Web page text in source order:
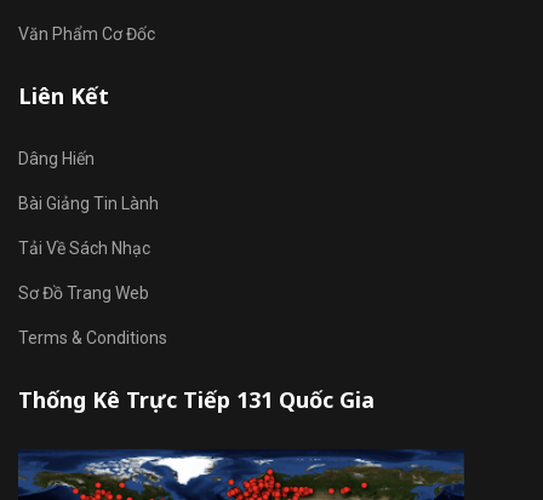
Văn Phẩm Cơ Đốc
Liên Kết
Dâng Hiến
Bài Giảng Tin Lành
Tải Về Sách Nhạc
Sơ Đồ Trang Web
Terms & Conditions
Thống Kê Trực Tiếp 131 Quốc Gia